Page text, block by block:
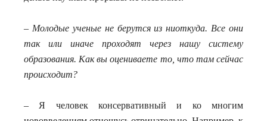
– Молодые ученые не берутся из ниоткуда. Все они
так или иначе проходят через нашу систему
образования. Как вы оцениваете то, что там сейчас
происходит?
– Я человек консервативный и ко многим